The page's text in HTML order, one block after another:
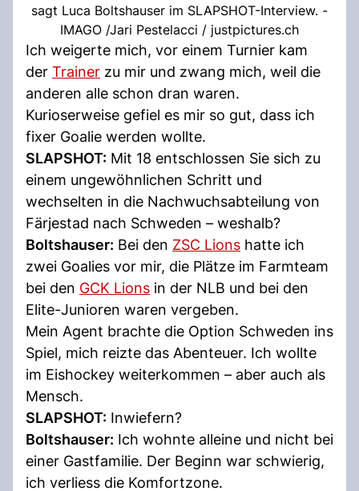
sagt Luca Boltshauser im SLAPSHOT-Interview. -
IMAGO /Jari Pestelacci / justpictures.ch
Ich weigerte mich, vor einem Turnier kam
der Trainer zu mir und zwang mich, weil die
anderen alle schon dran waren.
Kurioserweise gefiel es mir so gut, dass ich
fixer Goalie werden wollte.
SLAPSHOT: Mit 18 entschlossen Sie sich zu
einem ungewöhnlichen Schritt und
wechselten in die Nachwuchsabteilung von
Färjestad nach Schweden – weshalb?
Boltshauser: Bei den ZSC Lions hatte ich
zwei Goalies vor mir, die Plätze im Farmteam
bei den GCK Lions in der NLB und bei den
Elite-Junioren waren vergeben.
Mein Agent brachte die Option Schweden ins
Spiel, mich reizte das Abenteuer. Ich wollte
im Eishockey weiterkommen – aber auch als
Mensch.
SLAPSHOT: Inwiefern?
Boltshauser: Ich wohnte alleine und nicht bei
einer Gastfamilie. Der Beginn war schwierig,
ich verliess die Komfortzone.